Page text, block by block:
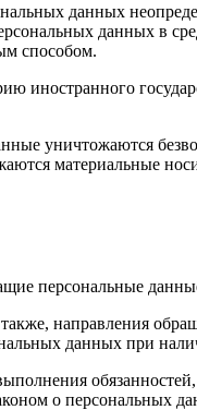
данных
данных в
способом.
уничтожаются
материальные
персональные
направления
данных при
о персональных